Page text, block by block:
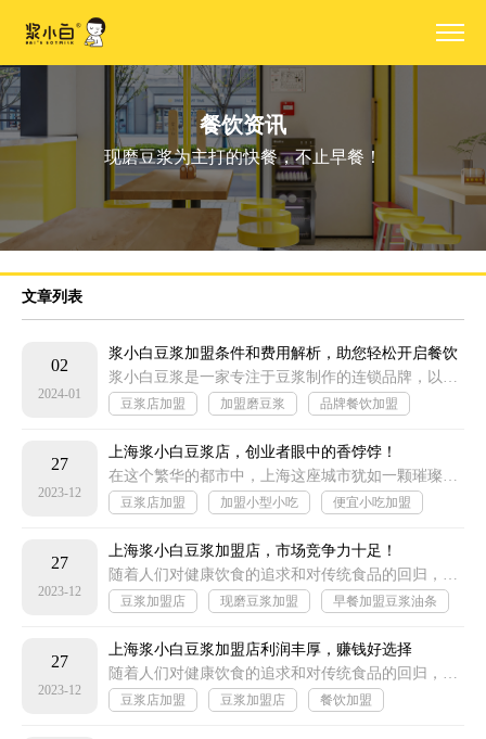
餐饮资讯
现磨豆浆为主打的快餐，不止早餐！
文章列表
02
2024-01
浆小白豆浆加盟条件和费用解析，助您轻松开启餐饮
事业！
浆小白豆浆是一家专注于豆浆制作的连锁品牌，以其独特的制作工艺和口感受到了广大消费者的喜爱。如果您对豆浆行业感兴趣，并且想要加盟浆小白豆浆
豆浆店加盟 加盟磨豆浆
品牌餐饮加盟
27
2023-12
上海浆小白豆浆店，创业者眼中的香饽饽！
在这个繁华的都市中，上海这座城市犹如一颗璀璨的明珠，以其独特的魅力吸引着无数人的目光。在这座城市的繁华背后，隐藏着无数个故事
豆浆店加盟 加盟小型小吃
便宜小吃加盟
27
2023-12
上海浆小白豆浆加盟店，市场竞争力十足！
随着人们对健康饮食的追求和对传统食品的回归，豆浆作为一种传统的健康饮品，受到了越来越多消费者的喜爱。上海浆小白豆浆加盟店作为豆浆行业的领军品牌
豆浆加盟店 现磨豆浆加盟
早餐加盟豆浆油条
27
2023-12
上海浆小白豆浆加盟店利润丰厚，赚钱好选择
随着人们对健康饮食的追求和对传统食品的回归，豆浆作为一种营养丰富、口感独特的饮品，受到了越来越多消费者的喜爱
豆浆店加盟 豆浆加盟店
餐饮加盟